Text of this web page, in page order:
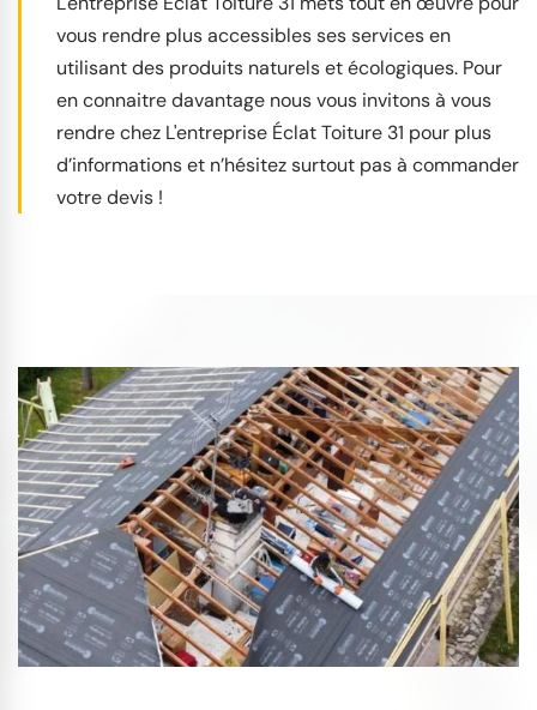
vous rendre plus accessibles ses services en
utilisant des produits naturels et écologiques. Pour
en connaitre davantage nous vous invitons à vous
rendre chez L'entreprise Éclat Toiture 31 pour plus
d’informations et n’hésitez surtout pas à commander
votre devis !